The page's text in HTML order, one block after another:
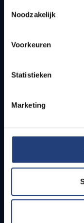
Noodzakelijk
Voorkeuren
Statistieken
Marketing
Quick links
How to get to
Students
PhD students
Teachers
Working